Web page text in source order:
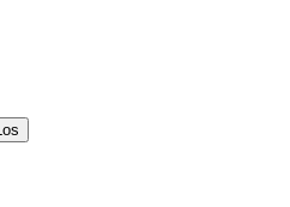
Los